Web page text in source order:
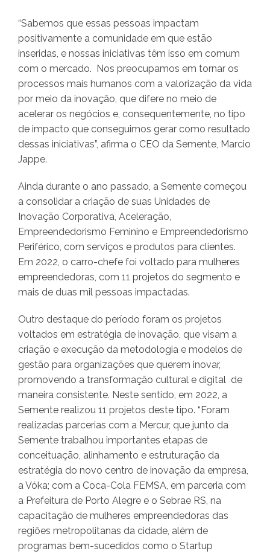
“Sabemos que essas pessoas impactam
positivamente a comunidade em que estão
inseridas, e nossas iniciativas têm isso em comum
com o mercado. Nos preocupamos em tornar os
processos mais humanos com a valorização da vida
por meio da inovação, que difere no meio de
acelerar os negócios e, consequentemente, no tipo
de impacto que conseguimos gerar como resultado
dessas iniciativas”, afirma o CEO da Semente, Marcio
Jappe.
Ainda durante o ano passado, a Semente começou
a consolidar a criação de suas Unidades de
Inovação Corporativa, Aceleração,
Empreendedorismo Feminino e Empreendedorismo
Periférico, com serviços e produtos para clientes.
Em 2022, o carro-chefe foi voltado para mulheres
empreendedoras, com 11 projetos do segmento e
mais de duas mil pessoas impactadas.
Outro destaque do período foram os projetos
voltados em estratégia de inovação, que visam a
criação e execução da metodologia e modelos de
gestão para organizações que querem inovar,
promovendo a transformação cultural e digital de
maneira consistente. Neste sentido, em 2022, a
Semente realizou 11 projetos deste tipo. “Foram
realizadas parcerias com a Mercur, que junto da
Semente trabalhou importantes etapas de
conceituação, alinhamento e estruturação da
estratégia do novo centro de inovação da empresa,
a Vóka; com a Coca-Cola FEMSA, em parceria com
a Prefeitura de Porto Alegre e o Sebrae RS, na
capacitação de mulheres empreendedoras das
regiões metropolitanas da cidade, além de
programas bem-sucedidos como o Startup